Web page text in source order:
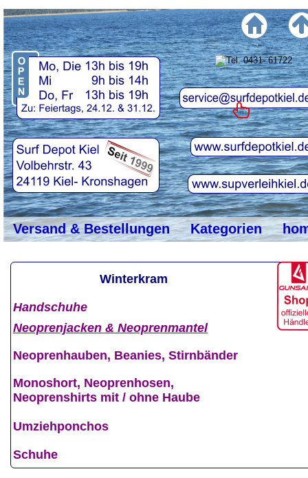
Winterkram
Handschuhe
Neoprenjacken & Neoprenmantel
Neoprenhauben, Beanies, Stirnbänder
Monoshort, Neoprenhosen,
Neoprenshirts mit / ohne Haube
Umziehponchos
Schuhe
#
Versand & Bestellungen Kategorien